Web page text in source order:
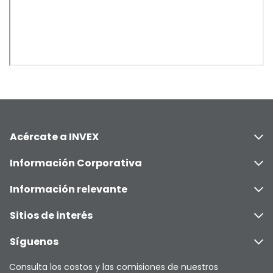
Acércate a INVEX
Información Corporativa
Información relevante
Sitios de interés
Síguenos
Consulta los costos y las comisiones de nuestros